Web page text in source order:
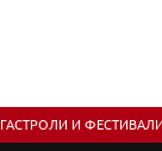
ГАСТРОЛИ И ФЕСТИВАЛИ